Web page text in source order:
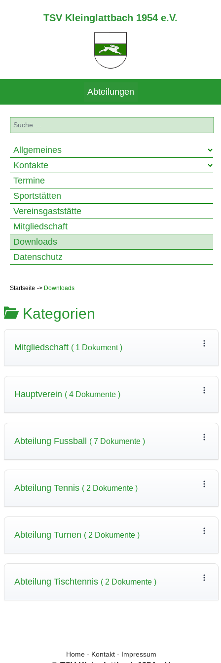
TSV Kleinglattbach 1954 e.V.
Abteilungen
Suchen
Allgemeines
Kontakte
Termine
Sportstätten
Vereinsgaststätte
Mitgliedschaft
Downloads
Datenschutz
Startseite Downloads
Kategorien
Mitgliedschaft ( 1 Dokument )
Hauptverein ( 4 Dokumente )
Abteilung Fussball ( 7 Dokumente )
Abteilung Tennis ( 2 Dokumente )
Abteilung Turnen ( 2 Dokumente )
Abteilung Tischtennis ( 2 Dokumente )
Home - Kontakt - Impressum